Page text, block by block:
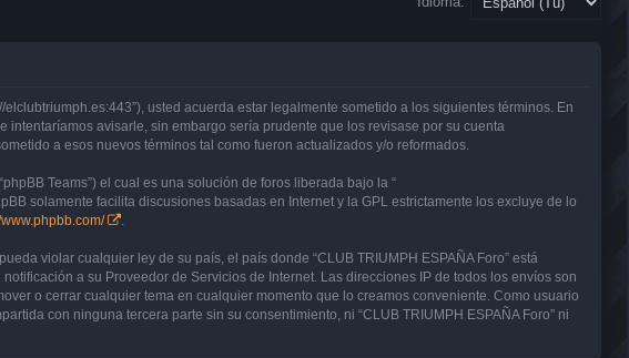
elclubtriumph.es:443”), usted acuerda estar legalmente sometido a los siguientes términos. En
intentaríamos avisarle, sin embargo sería prudente que los revisase por su cuenta
a esos nuevos términos tal como fueron actualizados y/o reformados.
Teams”) el cual es una solución de foros liberada bajo la “
solamente facilita discusiones basadas en Internet y la GPL estrictamente los excluye de lo
www.phpbb.com/ .
violar cualquier ley de su país, el país donde “CLUB TRIUMPH ESPAÑA Foro” está
a su Proveedor de Servicios de Internet. Las direcciones IP de todos los envíos son
o cerrar cualquier tema en cualquier momento que lo creamos conveniente. Como usuario
con ninguna tercera parte sin su consentimiento, ni “CLUB TRIUMPH ESPAÑA Foro” ni